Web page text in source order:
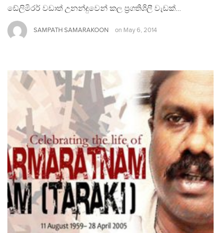
ඩේලිමිරර් වඩාත් උනන්දුවෙන් කල ප්‍රගතිශිලී වැඩක්…
SAMPATH SAMARAKOON on May 6, 2014